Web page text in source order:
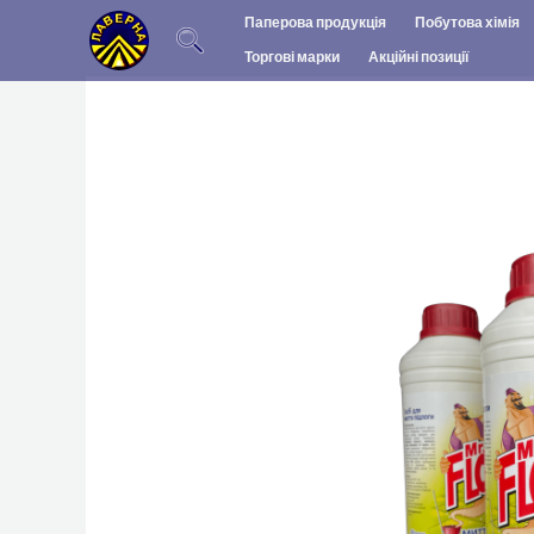
вмісту
Паперова продукція
Побутова хімія
Торгові марки
Акційні позиції